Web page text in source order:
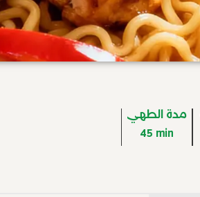
مدة الطهي
45 min